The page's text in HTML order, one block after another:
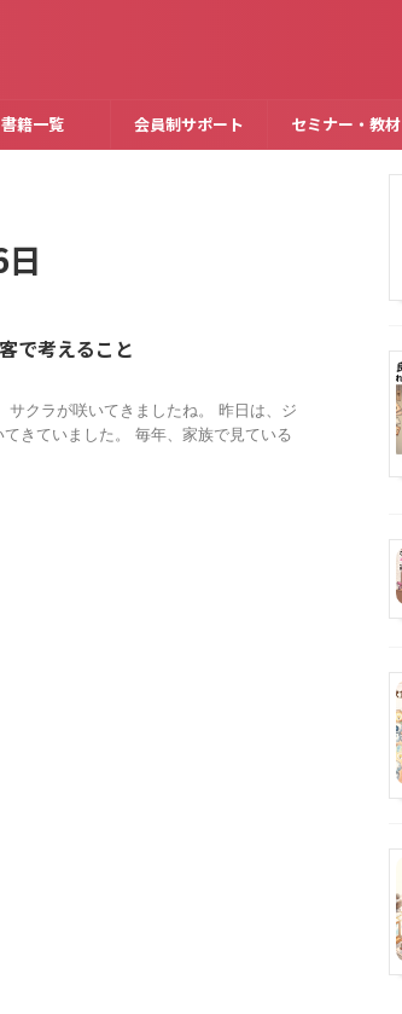
書籍一覧 会員制サポート セミナー・教材
で考えること
クラが咲いてきましたね。 昨日は、ジ
きていました。 毎年、家族で見ている